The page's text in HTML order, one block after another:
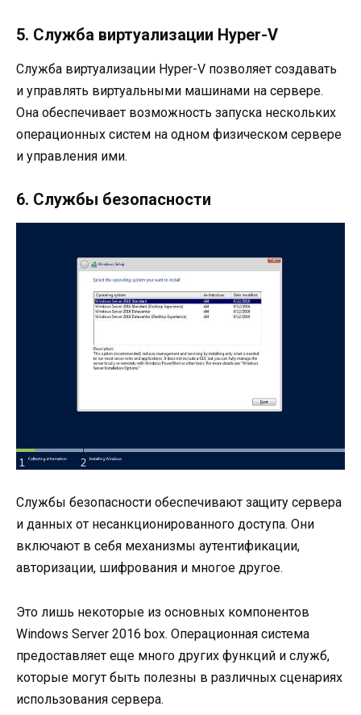
5. Служба виртуализации Hyper-V
Служба виртуализации Hyper-V позволяет создавать
и управлять виртуальными машинами на сервере.
Она обеспечивает возможность запуска нескольких
операционных систем на одном физическом сервере
и управления ими.
6. Службы безопасности
Службы безопасности обеспечивают защиту сервера
и данных от несанкционированного доступа. Они
включают в себя механизмы аутентификации,
авторизации, шифрования и многое другое.
Это лишь некоторые из основных компонентов
Windows Server 2016 box. Операционная система
предоставляет еще много других функций и служб,
которые могут быть полезны в различных сценариях
использования сервера.